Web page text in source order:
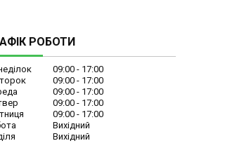
РОБОТИ
09:00
17:00
09:00
17:00
09:00
17:00
09:00
17:00
09:00
17:00
Вихідний
Вихідний